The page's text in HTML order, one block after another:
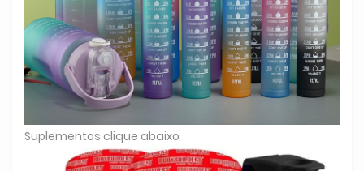
Suplementos clique abaixo